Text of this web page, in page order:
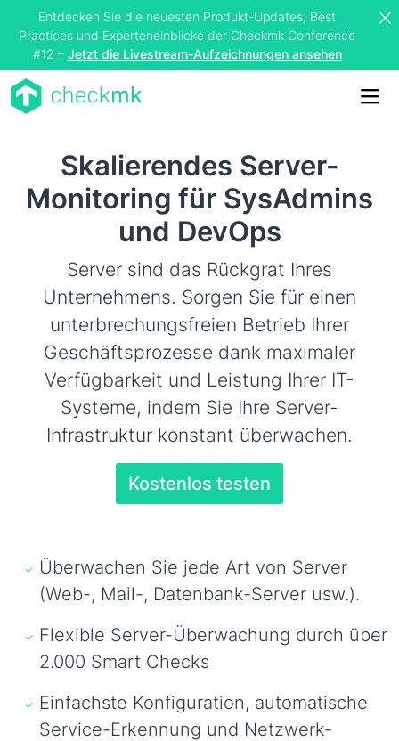
Entdecken Sie die neuesten Produkt-Updates, Best
Practices und Experteneinblicke der Checkmk Conference
#12 – Jetzt die Livestream-Aufzeichnungen ansehen
Skalierendes Server-
Monitoring für SysAdmins
und DevOps
Server sind das Rückgrat Ihres
Unternehmens. Sorgen Sie für einen
unterbrechungsfreien Betrieb Ihrer
Geschäftsprozesse dank maximaler
Verfügbarkeit und Leistung Ihrer IT-
Systeme, indem Sie Ihre Server-
Infrastruktur konstant überwachen.
Kostenlos testen
Überwachen Sie jede Art von Server
(Web-, Mail-, Datenbank-Server usw.).
Flexible Server-Überwachung durch über
2.000 Smart Checks
Einfachste Konfiguration, automatische
Service-Erkennung und Netzwerk-